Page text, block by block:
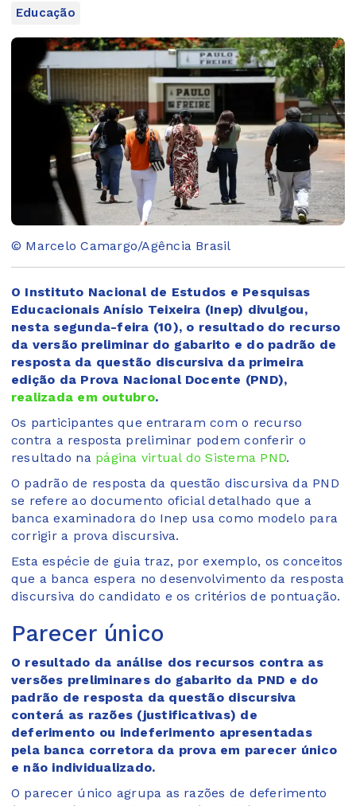
Educação
© Marcelo Camargo/Agência Brasil
O Instituto Nacional de Estudos e Pesquisas
Educacionais Anísio Teixeira (Inep) divulgou,
nesta segunda-feira (10), o resultado do recurso
da versão preliminar do gabarito e do padrão de
resposta da questão discursiva da primeira
edição da Prova Nacional Docente (PND),
realizada em outubro.
Os participantes que entraram com o recurso
contra a resposta preliminar podem conferir o
resultado na página virtual do Sistema PND.
O padrão de resposta da questão discursiva da PND
se refere ao documento oficial detalhado que a
banca examinadora do Inep usa como modelo para
corrigir a prova discursiva.
Esta espécie de guia traz, por exemplo, os conceitos
que a banca espera no desenvolvimento da resposta
discursiva do candidato e os critérios de pontuação.
Parecer único
O resultado da análise dos recursos contra as
versões preliminares do gabarito da PND e do
padrão de resposta da questão discursiva
conterá as razões (justificativas) de
deferimento ou indeferimento apresentadas
pela banca corretora da prova em parecer único
e não individualizado.
O parecer único agrupa as razões de deferimento